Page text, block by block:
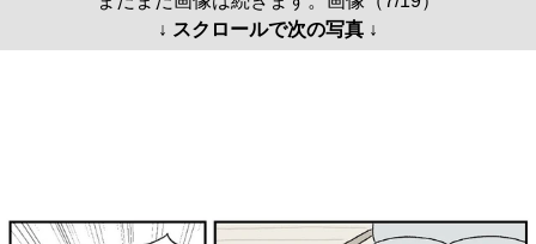
↓ スクロールで次の写真 ↓